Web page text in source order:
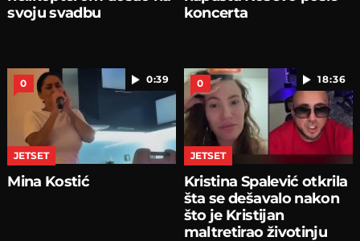
svoju svadbu
koncerta
0:39
0
JETSET
Mina Kostić
18:36
0
JETSET
Kristina Spalević otkrila
šta se dešavalo nakon
što je Kristijan
maltretirao životinju